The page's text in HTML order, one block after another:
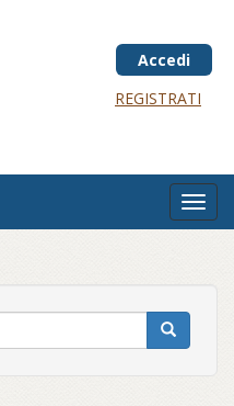
Accedi
REGISTRATI